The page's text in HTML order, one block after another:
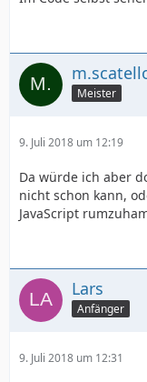
Meister
9. Juli 2018 um 12:19
Da würde ich aber
nicht schon kann,
JavaScript
Lars
Anfänger
9. Juli 2018 um 12:31